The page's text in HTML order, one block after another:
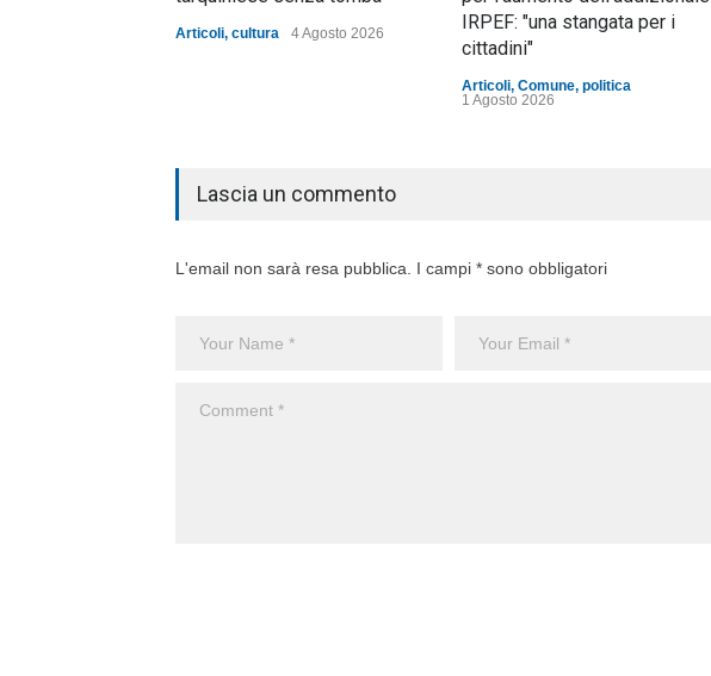
Articoli, cultura 4 Agosto 2026
IRPEF: "una stangata per i
cittadini"
Articoli, Comune, politica
1 Agosto 2026
Lascia un commento
L'email non sarà resa pubblica. I campi * sono obbligatori